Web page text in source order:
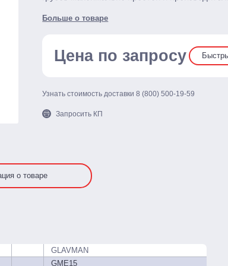
Больше о товаре
Цена по запросу
Узнать стоимость доставки8 (800) 500-19-59
Запросить КП
о товаре
GLAVMAN
GME15